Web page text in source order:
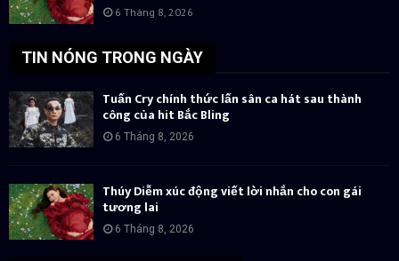
6 Tháng 8, 2026
TIN NÓNG TRONG NGÀY
Tuấn Cry chính thức lấn sân ca hát sau thành
công của hit Bắc Bling
6 Tháng 8, 2026
Thúy Diễm xúc động viết lời nhắn cho con gái
tương lai
6 Tháng 8, 2026